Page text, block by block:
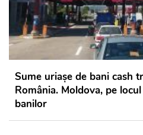
Sume uriașe de bani cash
România. Moldova, pe
banilor